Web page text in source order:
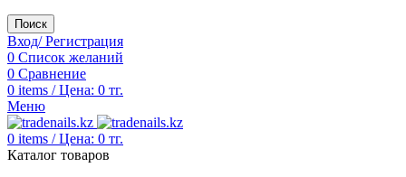
Поиск
Вход/ Регистрация
0 Список желаний
0 Сравнение
0 items / Цена: 0 тг.
Меню
0 items / Цена: 0 тг.
Каталог товаров